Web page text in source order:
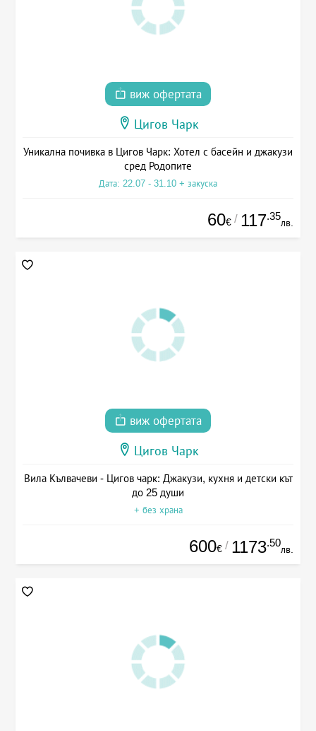
виж офертата
Цигов Чарк
Уникална почивка в Цигов Чарк: Хотел с басейн и джакузи
сред Родопите
Дата: 22.07 - 31.10 + закуска
60€ / 117.35
лв.
виж офертата
Цигов Чарк
Вила Кълвачеви - Цигов чарк: Джакузи, кухня и детски кът
до 25 души
+ без храна
600€ / 1173.50
лв.